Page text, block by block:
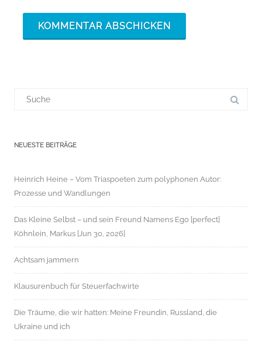
NEUESTE BEITRÄGE
Heinrich Heine – Vom Triaspoeten zum polyphonen Autor:
Prozesse und Wandlungen
Das Kleine Selbst – und sein Freund Namens Ego [perfect]
Köhnlein, Markus [Jun 30, 2026]
Achtsam jammern
Klausurenbuch für Steuerfachwirte
Die Träume, die wir hatten: Meine Freundin, Russland, die
Ukraine und ich